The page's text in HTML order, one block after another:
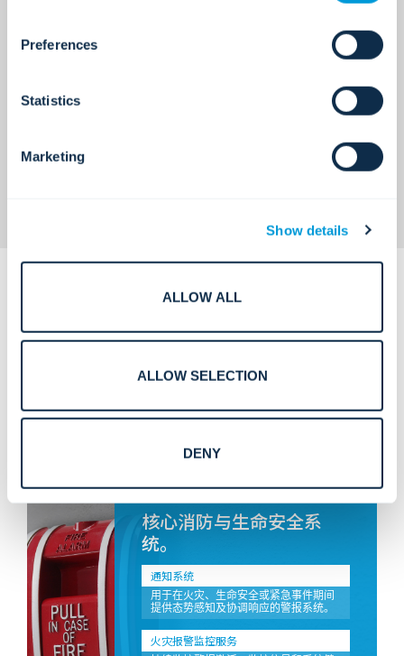
Preferences
Statistics
Marketing
Show details
ALLOW ALL
ALLOW SELECTION
DENY
通过监控火灾报警和生命安全系
统实现自动警报和协调。
企业级标准化，本地服务团队确
保一致性和代码合规性。
消防和生命安全系统。
核心消防与生命安全系
统。
通知系统
用于在火灾、生命安全或紧急事件期间
提供态势感知及协调响应的警报系统。
火灾报警监控服务